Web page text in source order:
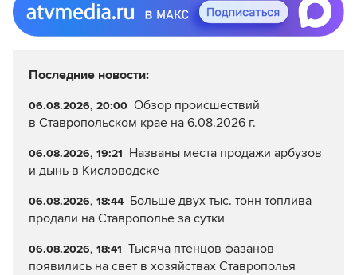
Последние новости:
06.08.2026, 20:00 Обзор происшествий
в Ставропольском крае на 6.08.2026 г.
06.08.2026, 19:21 Названы места продажи арбузов
и дынь в Кисловодске
06.08.2026, 18:44 Больше двух тыс. тонн топлива
продали на Ставрополье за сутки
06.08.2026, 18:41 Тысяча птенцов фазанов
появились на свет в хозяйствах Ставрополья